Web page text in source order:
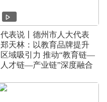
代表说丨德州市人大代表
郑天林：以教育品牌提升
区域吸引力 推动“教育链—
人才链—产业链”深度融合